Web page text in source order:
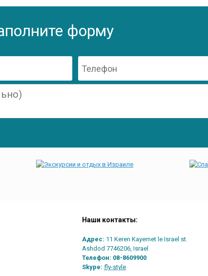
форму
Наши контакты:
Адрес: 11 Keren Kayemet le Israel st.
Ashdod 7746206, Israel
Телефон: 08-8609900
Skype: fly-style